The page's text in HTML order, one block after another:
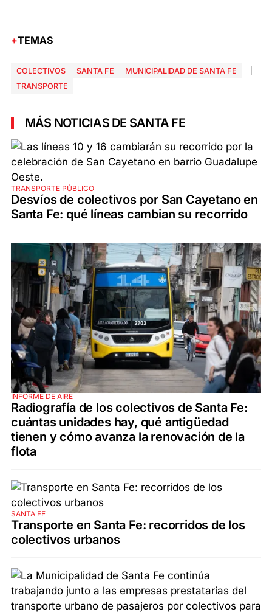
TEMAS
COLECTIVOS SANTA FE
MUNICIPALIDAD DE SANTA FE
TRANSPORTE
MÁS NOTICIAS DE SANTA FE
TRANSPORTE PÚBLICO
Desvíos de colectivos por San Cayetano en
Santa Fe: qué líneas cambian su recorrido
INFORME DE AIRE
Radiografía de los colectivos de Santa Fe:
cuántas unidades hay, qué antigüedad
tienen y cómo avanza la renovación de la
flota
SANTA FE
Transporte en Santa Fe: recorridos de los
colectivos urbanos